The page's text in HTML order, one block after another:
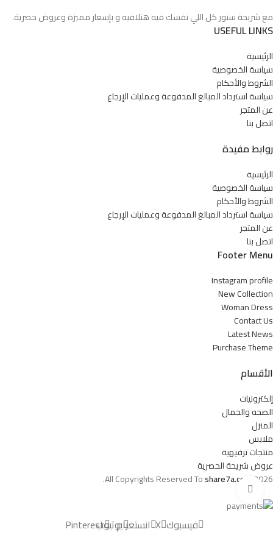
مع شريحة ستور كل اللي نفسك فيه هتلاقيه و بإسعار مميزة وعروض حصرية.
USEFUL LINKS
الرئيسية
سياسة الخصوصية
الشروط والأحكام
سياسة استرداد المبالغ المدفوعة وعمليات الإرجاع
عن المتجر
اتصل بنا
روابط مفيدة
الرئيسية
سياسة الخصوصية
الشروط والأحكام
سياسة استرداد المبالغ المدفوعة وعمليات الإرجاع
عن المتجر
اتصل بنا
Footer Menu
Instagram profile
New Collection
Woman Dress
Contact Us
Latest News
Purchase Theme
الأقسام
إلكترونيات
الصحه والجمال
المنزل
ملابس
منتجات ترفيهية
عروض شريحة الحصرية
All Copyrights Reserved Toshare7a.com 2026.
فيسبوك X انستغراميوتيوبPinterest